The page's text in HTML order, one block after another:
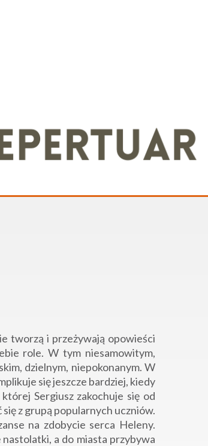
tworzą i przeżywają opowieści
role. W tym niesamowitym,
dzielnym, niepokonanym. W
się jeszcze bardziej, kiedy
Sergiusz zakochuje się od
z grupą popularnych uczniów.
na zdobycie serca Heleny.
a do miasta przybywa